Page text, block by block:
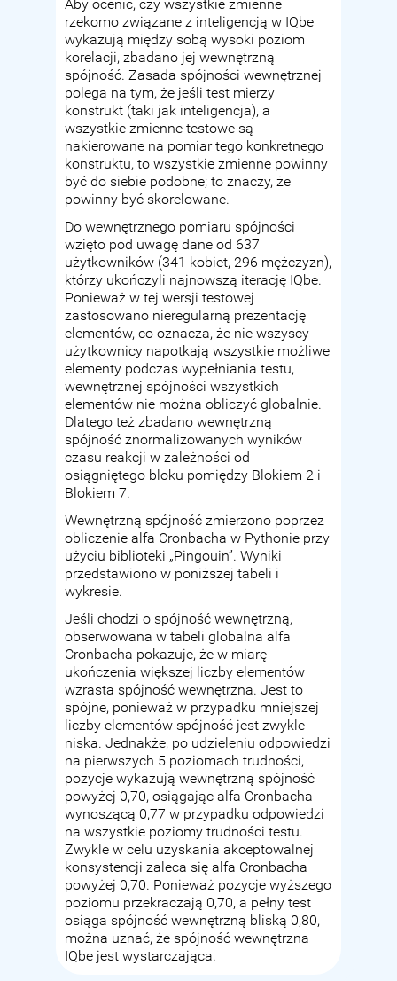
Aby ocenić, czy wszystkie zmienne
rzekomo związane z inteligencją w IQbe
wykazują między sobą wysoki poziom
korelacji, zbadano jej wewnętrzną
spójność. Zasada spójności wewnętrznej
polega na tym, że jeśli test mierzy
konstrukt (taki jak inteligencja), a
wszystkie zmienne testowe są
nakierowane na pomiar tego konkretnego
konstruktu, to wszystkie zmienne powinny
być do siebie podobne; to znaczy, że
powinny być skorelowane.
Do wewnętrznego pomiaru spójności
wzięto pod uwagę dane od 637
użytkowników (341 kobiet, 296 mężczyzn),
którzy ukończyli najnowszą iterację IQbe.
Ponieważ w tej wersji testowej
zastosowano nieregularną prezentację
elementów, co oznacza, że nie wszyscy
użytkownicy napotkają wszystkie możliwe
elementy podczas wypełniania testu,
wewnętrznej spójności wszystkich
elementów nie można obliczyć globalnie.
Dlatego też zbadano wewnętrzną
spójność znormalizowanych wyników
czasu reakcji w zależności od
osiągniętego bloku pomiędzy Blokiem 2 i
Blokiem 7.
Wewnętrzną spójność zmierzono poprzez
obliczenie alfa Cronbacha w Pythonie przy
użyciu biblioteki „Pingouin”. Wyniki
przedstawiono w poniższej tabeli i
wykresie.
Jeśli chodzi o spójność wewnętrzną,
obserwowana w tabeli globalna alfa
Cronbacha pokazuje, że w miarę
ukończenia większej liczby elementów
wzrasta spójność wewnętrzna. Jest to
spójne, ponieważ w przypadku mniejszej
liczby elementów spójność jest zwykle
niska. Jednakże, po udzieleniu odpowiedzi
na pierwszych 5 poziomach trudności,
pozycje wykazują wewnętrzną spójność
powyżej 0,70, osiągając alfa Cronbacha
wynoszącą 0,77 w przypadku odpowiedzi
na wszystkie poziomy trudności testu.
Zwykle w celu uzyskania akceptowalnej
konsystencji zaleca się alfa Cronbacha
powyżej 0,70. Ponieważ pozycje wyższego
poziomu przekraczają 0,70, a pełny test
osiąga spójność wewnętrzną bliską 0,80,
można uznać, że spójność wewnętrzna
IQbe jest wystarczająca.